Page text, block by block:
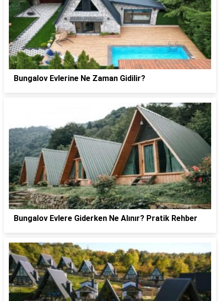
Bungalov Evlerine Ne Zaman Gidilir?
Bungalov Evlere Giderken Ne Alınır? Pratik Rehber